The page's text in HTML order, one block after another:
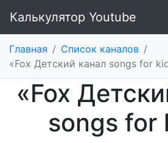
Калькулятор Youtube
Главная / Список каналов /
«Fox Детский канал songs for
«Fox
songs for